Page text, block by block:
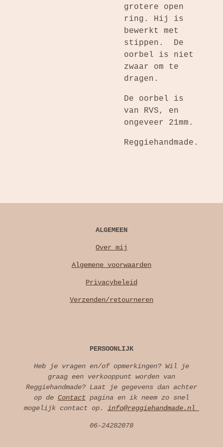
grotere open
ring. Hij is
bewerkt met
stippen. De
oorbel is niet
zwaar om te
dragen.
De oorbel is
van RVS, en
ongeveer 21mm.
Reggiehandmade.
ALGEMEEN
Over mij
Algemene voorwaarden
Privacybeleid
Verzenden/retourneren
PERSOONLIJK
Heb je vragen en/of opmerkingen? Wil je
graag een verkooppunt worden van
Reggiehandmade? Laat je gegevens dan achter
op de Contact pagina en ik neem zo snel
mogelijk contact op. info@reggiehandmade.nl
06-24282078